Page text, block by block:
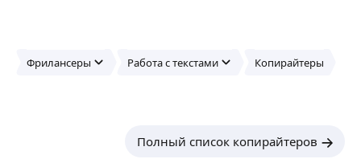
Фрилансеры Работа с текстами Копирайтеры
Полный список копирайтеров